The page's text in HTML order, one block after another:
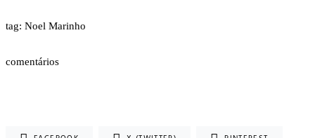
tag: Noel Marinho
comentários